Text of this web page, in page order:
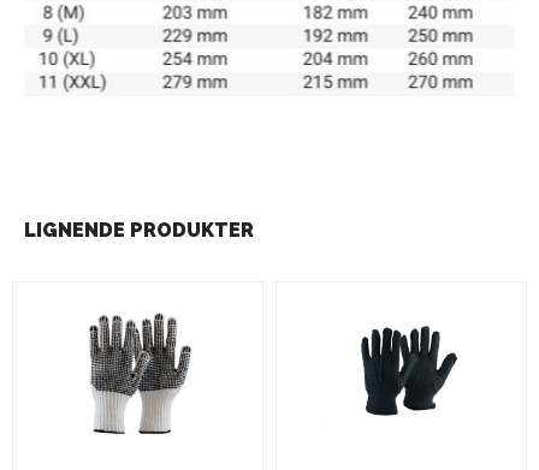
LIGNENDE PRODUKTER